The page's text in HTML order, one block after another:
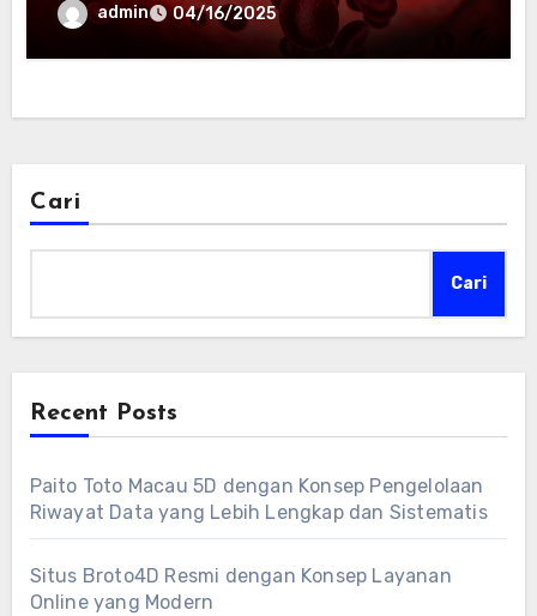
admin 04/16/2025
Cari
Cari
Recent Posts
Paito Toto Macau 5D dengan Konsep Pengelolaan
Riwayat Data yang Lebih Lengkap dan Sistematis
Situs Broto4D Resmi dengan Konsep Layanan
Online yang Modern